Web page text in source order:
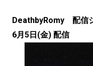
DeathbyRomy 配信
6月5日(金) 配信